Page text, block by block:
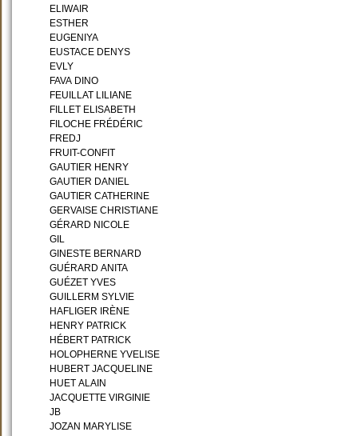
ELIWAIR
ESTHER
EUGENIYA
EUSTACE DENYS
EVLY
FAVA DINO
FEUILLAT LILIANE
FILLET ELISABETH
FILOCHE FRÉDÉRIC
FREDJ
FRUIT-CONFIT
GAUTIER HENRY
GAUTIER DANIEL
GAUTIER CATHERINE
GERVAISE CHRISTIANE
GÉRARD NICOLE
GIL
GINESTE BERNARD
GUÉRARD ANITA
GUÉZET YVES
GUILLERM SYLVIE
HAFLIGER IRÈNE
HENRY PATRICK
HÉBERT PATRICK
HOLOPHERNE YVELISE
HUBERT JACQUELINE
HUET ALAIN
JACQUETTE VIRGINIE
JB
JOZAN MARYLISE